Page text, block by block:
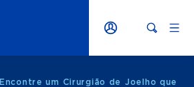
Encontre um Cirurgião de Joelho que